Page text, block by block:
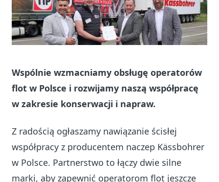
Wspólnie wzmacniamy obsługę operatorów
flot w Polsce i rozwijamy naszą współpracę
w zakresie konserwacji i napraw.
Z radością ogłaszamy nawiązanie ścisłej
współpracy z producentem naczep Kässbohrer
w Polsce. Partnerstwo to łączy dwie silne
marki, aby zapewnić operatorom flot jeszcze